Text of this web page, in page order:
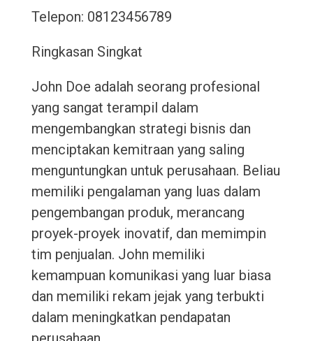
Telepon: 08123456789
Ringkasan Singkat
John Doe adalah seorang profesional
yang sangat terampil dalam
mengembangkan strategi bisnis dan
menciptakan kemitraan yang saling
menguntungkan untuk perusahaan. Beliau
memiliki pengalaman yang luas dalam
pengembangan produk, merancang
proyek-proyek inovatif, dan memimpin
tim penjualan. John memiliki
kemampuan komunikasi yang luar biasa
dan memiliki rekam jejak yang terbukti
dalam meningkatkan pendapatan